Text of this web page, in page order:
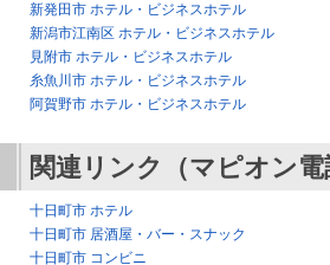
新発田市 ホテル・ビジネスホテル
新潟市江南区 ホテル・ビジネスホテル
見附市 ホテル・ビジネスホテル
糸魚川市 ホテル・ビジネスホテル
阿賀野市 ホテル・ビジネスホテル
関連リンク（マピオン電
十日町市 ホテル
十日町市 居酒屋・バー・スナック
十日町市 コンビニ